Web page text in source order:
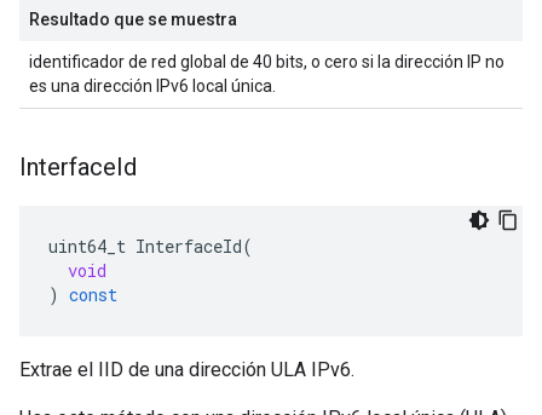
Resultado que se muestra
identificador de red global de 40 bits, o cero si la dirección IP no
es una dirección IPv6 local única.
InterfaceId
uint64_t InterfaceId(
void
) const
Extrae el IID de una dirección ULA IPv6.